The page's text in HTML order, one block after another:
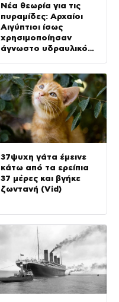
Νέα θεωρία για τις
πυραμίδες: Αρχαίοι
Αιγύπτιοι ίσως
χρησιμοποίησαν
άγνωστο υδραυλικό
37ψυχη γάτα έμεινε
κάτω από τα ερείπια
37 μέρες και βγήκε
ζωντανή (Vid)